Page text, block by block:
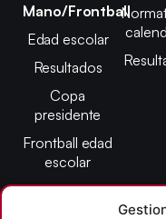
Mano/Frontball
Edad escolar
Resultados
Copa
presidente
Frontball edad
escolar